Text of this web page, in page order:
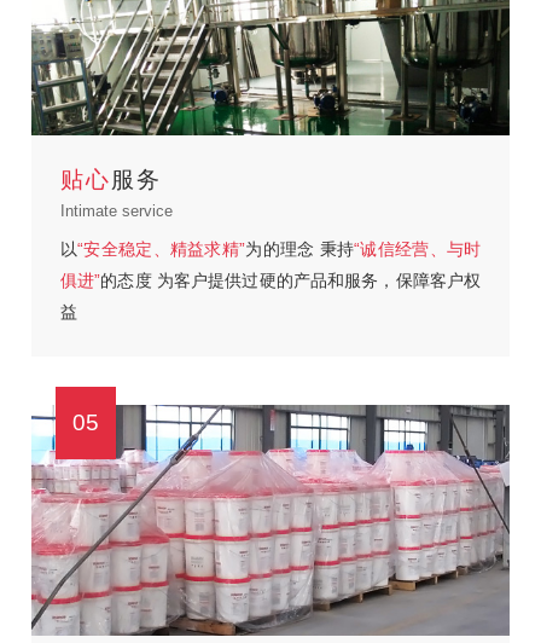
贴心服务
Intimate service
以“安全稳定、精益求精”为的理念 秉持“诚信经营、与时
俱进”的态度为客户提供过硬的产品和服务，保障客户权
益
05